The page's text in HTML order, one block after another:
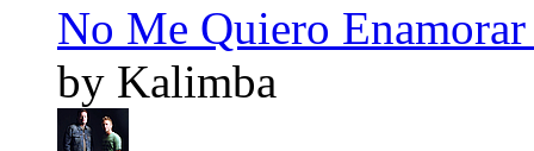
No Me Quiero
by Kalimba